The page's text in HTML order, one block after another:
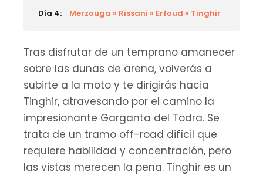
Día 4: Merzouga » Rissani » Erfoud » Tinghir
Tras disfrutar de un temprano amanecer
sobre las dunas de arena, volverás a
subirte a la moto y te dirigirás hacia
Tinghir, atravesando por el camino la
impresionante Garganta del Todra. Se
trata de un tramo off-road difícil que
requiere habilidad y concentración, pero
las vistas merecen la pena. Tinghir es un